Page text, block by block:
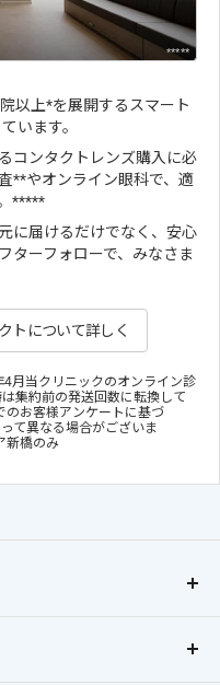
*****
以上*を展開するスマート
います。
コンタクトレンズ購入に必
**やオンライン眼科で、適
*****
に届けるだけでなく、安心
ターフォローで、みなさま
トについて詳しく
月当クリニックのオンライン診
集約前の発送回数に転換して
お客様アンケートに基づ
て異なる場合がございま
新橋のみ